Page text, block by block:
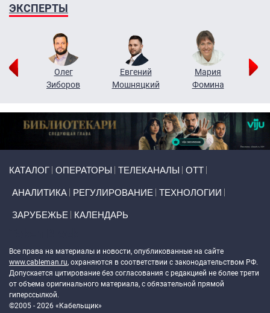
ЭКСПЕРТЫ
Олег
Зиборов
Евгений
Мошняцкий
Мария
Фомина
КАТАЛОГ ОПЕРАТОРЫ ТЕЛЕКАНАЛЫ ОТТ
АНАЛИТИКА РЕГУЛИРОВАНИЕ ТЕХНОЛОГИИ
ЗАРУБЕЖЬЕ КАЛЕНДАРЬ
Все права на материалы и новости, опубликованные на сайте
www.cableman.ru, охраняются в соответствии с законодательством РФ.
Допускается цитирование без согласования с редакцией не более трети
от объема оригинального материала, с обязательной прямой
гиперссылкой.
©2005 - 2026 «Кабельщик»